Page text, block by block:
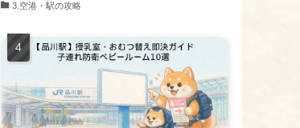
​3.空港・駅の攻略